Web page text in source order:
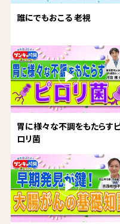
誰にでもおこる 老視
胃に様々な不調をもたらす
ロリ菌